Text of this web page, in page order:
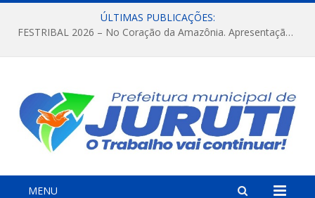
ÚLTIMAS PUBLICAÇÕES:
FESTRIBAL 2026 – No Coração da Amazônia. Apresentação da Munduruku.
MENU